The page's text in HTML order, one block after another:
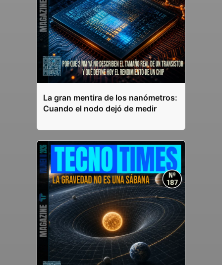
La gran mentira de los nanómetros:
Cuando el nodo dejó de medir